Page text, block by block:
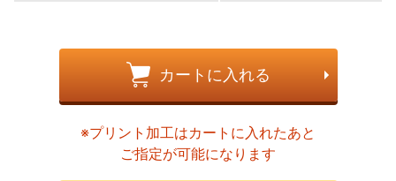
カートに入れる
※プリント加工はカートに入れたあと
ご指定が可能になります